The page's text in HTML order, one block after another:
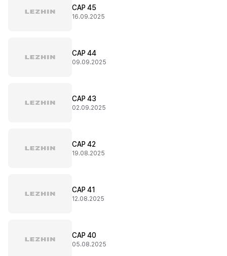
CAP 45
16.09.2025
CAP 44
09.09.2025
CAP 43
02.09.2025
CAP 42
19.08.2025
CAP 41
12.08.2025
CAP 40
05.08.2025